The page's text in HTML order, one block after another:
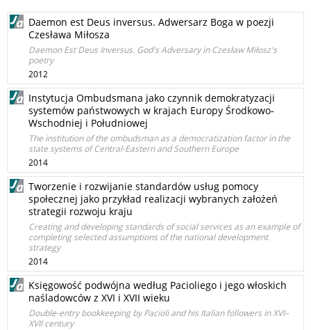
Daemon est Deus inversus. Adwersarz Boga w poezji
Czesława Miłosza
Daemon Est Deus Inversus. God's Adversary in Czesław Miłosz's
poetry
2012
Instytucja Ombudsmana jako czynnik demokratyzacji
systemów państwowych w krajach Europy Środkowo-
Wschodniej i Południowej
The institution of the ombudsman as a democratization factor in the
state systems of Central-Eastern and Southern Europe
2014
Tworzenie i rozwijanie standardów usług pomocy
społecznej jako przykład realizacji wybranych założeń
strategii rozwoju kraju
Creating and developing standards of social services as an example of
completing selected assumptions of the national development
strategy
2014
Księgowość podwójna według Pacioliego i jego włoskich
naśladowców z XVI i XVII wieku
Double-entry bookkeeping by Pacioli and his Italian followers in XVI–
XVII century